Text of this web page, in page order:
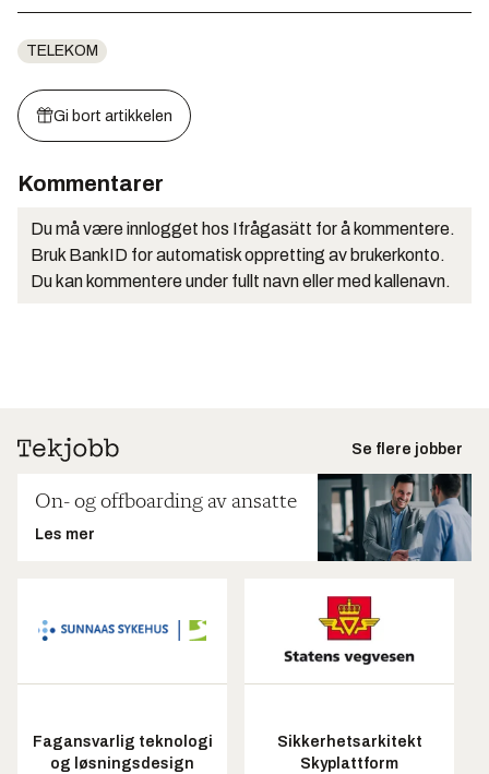
TELEKOM
Gi bort artikkelen
Kommentarer
Du må være innlogget hos Ifrågasätt for å kommentere.
Bruk BankID for automatisk oppretting av brukerkonto.
Du kan kommentere under fullt navn eller med kallenavn.
Se flere jobber
On- og offboarding av ansatte
Les mer
Fagansvarlig teknologi
og løsningsdesign
Sikkerhetsarkitekt
Skyplattform